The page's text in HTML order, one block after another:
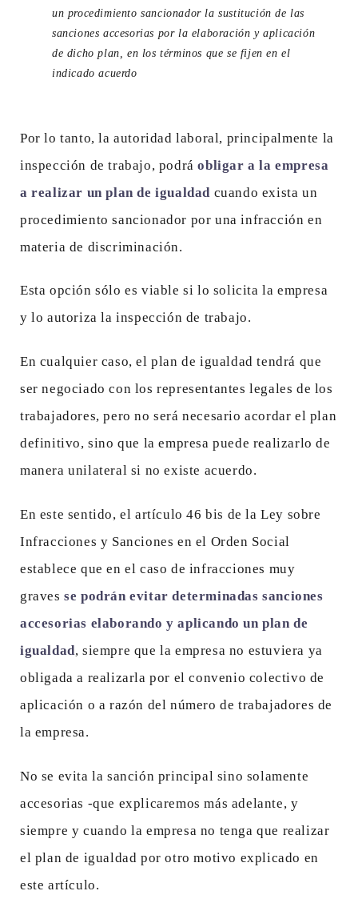
un procedimiento sancionador la sustitución de las
sanciones accesorias por la elaboración y aplicación
de dicho plan, en los términos que se fijen en el
indicado acuerdo
Por lo tanto, la autoridad laboral, principalmente la
inspección de trabajo, podráobligar a la empresa
a realizar un plan de igualdad cuando exista un
procedimiento sancionador por una infracción en
materia de discriminación.
Esta opción sólo es viable si lo solicita la empresa
y lo autoriza la inspección de trabajo.
En cualquier caso, el plan de igualdad tendrá que
ser negociado con los representantes legales de los
trabajadores, pero no será necesario acordar el plan
definitivo, sino que la empresa puede realizarlo de
manera unilateral si no existe acuerdo.
En este sentido, el artículo 46 bis de la Ley sobre
Infracciones y Sanciones en el Orden Social
establece que en el caso de infracciones muy
gravesse podrán evitar determinadas sanciones
accesorias elaborando y aplicando un plan de
igualdad, siempre que la empresa no estuviera ya
obligada a realizarla por el convenio colectivo de
aplicación o a razón del número de trabajadores de
la empresa.
No se evita la sanción principal sino solamente
accesorias -que explicaremos más adelante, y
siempre y cuando la empresa no tenga que realizar
el plan de igualdad por otro motivo explicado en
este artículo.